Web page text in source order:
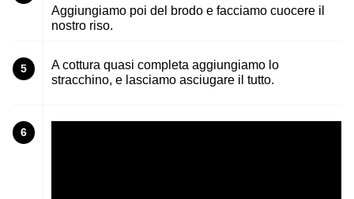
Aggiungiamo poi del brodo e facciamo cuocere il
nostro riso.
5
A cottura quasi completa aggiungiamo lo
stracchino, e lasciamo asciugare il tutto.
6